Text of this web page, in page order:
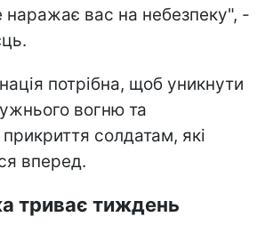
наражає вас на небезпеку", -
потрібна, щоб уникнути
вогню та
солдатам, які
вперед.
триває тиждень